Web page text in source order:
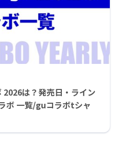
2026は？発売日・ライン
ボ 一覧/guコラボtシャ